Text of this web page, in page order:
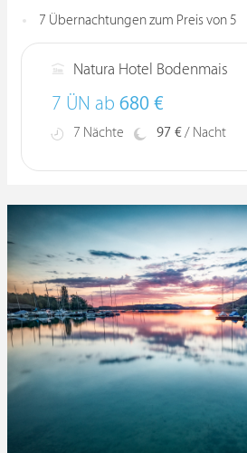
7 Übernachtungen zum Preis von 5
Natura Hotel Bodenmais
7 ÜN ab 680 €
7 Nächte 97 €/ Nacht